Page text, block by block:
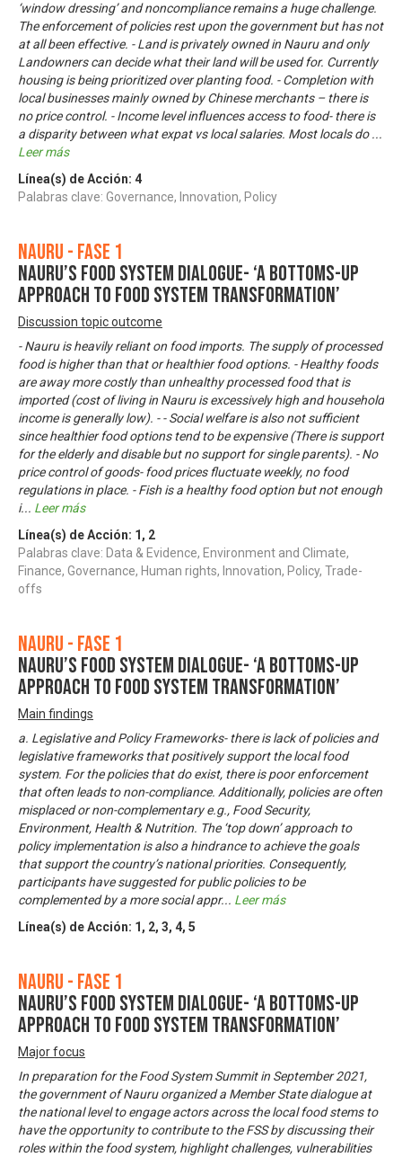
‘window dressing’ and noncompliance remains a huge challenge.
The enforcement of policies rest upon the government but has not
at all been effective. - Land is privately owned in Nauru and only
Landowners can decide what their land will be used for. Currently
housing is being prioritized over planting food. - Completion with
local businesses mainly owned by Chinese merchants – there is
no price control. - Income level influences access to food- there is
a disparity between what expat vs local salaries. Most locals do...
Leer más
Línea(s) de Acción: 4
Palabras clave: Governance, Innovation, Policy
Nauru - Fase 1
Nauru’s Food System Dialogue- ‘A bottoms-up
approach to food system transformation’
Discussion topic outcome
- Nauru is heavily reliant on food imports. The supply of processed
food is higher than that or healthier food options. - Healthy foods
are away more costly than unhealthy processed food that is
imported (cost of living in Nauru is excessively high and household
income is generally low). - - Social welfare is also not sufficient
since healthier food options tend to be expensive (There is support
for the elderly and disable but no support for single parents). - No
price control of goods- food prices fluctuate weekly, no food
regulations in place. - Fish is a healthy food option but not enough
i... Leer más
Línea(s) de Acción: 1 , 2
Palabras clave: Data & Evidence, Environment and Climate,
Finance, Governance, Human rights, Innovation, Policy, Trade-
offs
Nauru - Fase 1
Nauru’s Food System Dialogue- ‘A bottoms-up
approach to food system transformation’
Main findings
a. Legislative and Policy Frameworks- there is lack of policies and
legislative frameworks that positively support the local food
system. For the policies that do exist, there is poor enforcement
that often leads to non-compliance. Additionally, policies are often
misplaced or non-complementary e.g., Food Security,
Environment, Health & Nutrition. The ‘top down’ approach to
policy implementation is also a hindrance to achieve the goals
that support the country’s national priorities. Consequently,
participants have suggested for public policies to be
complemented by a more social appr... Leer más
Línea(s) de Acción: 1 , 2, 3, 4, 5
Nauru - Fase 1
Nauru’s Food System Dialogue- ‘A bottoms-up
approach to food system transformation’
Major focus
In preparation for the Food System Summit in September 2021,
the government of Nauru organized a Member State dialogue at
the national level to engage actors across the local food stems to
have the opportunity to contribute to the FSS by discussing their
roles within the food system, highlight challenges, vulnerabilities